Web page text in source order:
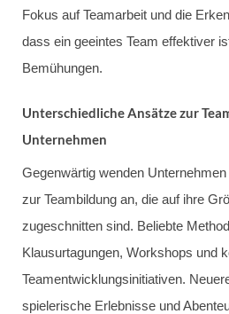
Fokus auf Teamarbeit und die
dass ein geeintes Team effektiver
Bemühungen.
Unterschiedliche Ansätze zur
Unternehmen
Gegenwärtig wenden
zur Teambildung an, die auf ihre
zugeschnitten sind. Beliebte
Klausurtagungen, Workshops und
Teamentwicklungsinitiativen.
spielerische Erlebnisse und